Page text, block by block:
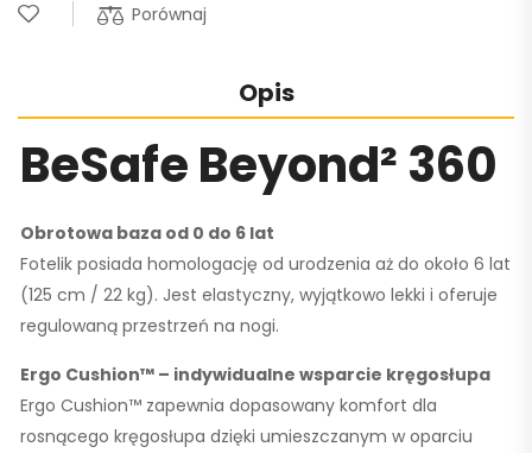
Porównaj
Opis
BeSafe Beyond² 360
Obrotowa baza od 0 do 6 lat
Fotelik posiada homologację od urodzenia aż do około 6 lat
(125 cm / 22 kg). Jest elastyczny, wyjątkowo lekki i oferuje
regulowaną przestrzeń na nogi.
Ergo Cushion™ – indywidualne wsparcie kręgosłupa
Ergo Cushion™ zapewnia dopasowany komfort dla
rosnącego kręgosłupa dzięki umieszczanym w oparciu